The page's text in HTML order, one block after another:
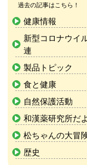
過去の記事はこちら！
健康情報
新型コロナウイ
連
製品トピック
食と健康
自然保護活動
和漢薬研究所だ
松ちゃんの大冒
歴史